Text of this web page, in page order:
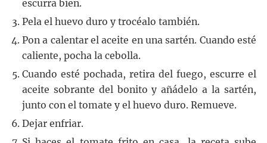
escurra bien.
Pela el huevo duro y trocéalo también.
Pon a calentar el aceite en una sartén. Cuando esté
caliente, pocha la cebolla.
Cuando esté pochada, retira del fuego, escurre el
aceite sobrante del bonito y añádelo a la sartén,
junto con el tomate y el huevo duro. Remueve.
Dejar enfriar.